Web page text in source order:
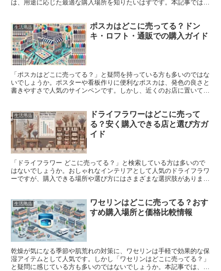
は、用途に応じた最適な購入場所を知りたいはずです。本記事では、
生活用品
ポスカはどこに売ってる？ドン
キ・ロフト・通販での購入ガイド
「ポスカはどこに売ってる？」と疑問を持っている方も多いのではな
いでしょうか。ポスターや看板作りに便利なポスカは、発色の良さと
書きやすさで人気のサインペンです。しかし、近くのお店に置いてい
生活用品
ドライフラワーはどこに売って
る？安く購入できる店と選び方ガ
イド
「ドライフラワー どこに売ってる？」と検索している方は多いので
はないでしょうか。おしゃれなインテリアとして人気のドライフラワ
ーですが、購入できる場所や選び方にはさまざまな選択肢がありま
生活用品
ワセリンはどこに売ってる？おす
すめ購入場所と価格比較情報
乾燥が気になる季節や肌荒れの対策に、ワセリンは手軽で効果的な保
湿アイテムとして人気です。しかし「ワセリンはどこに売ってる？」
と疑問に感じている方も多いのではないでしょうか。本記事では、身